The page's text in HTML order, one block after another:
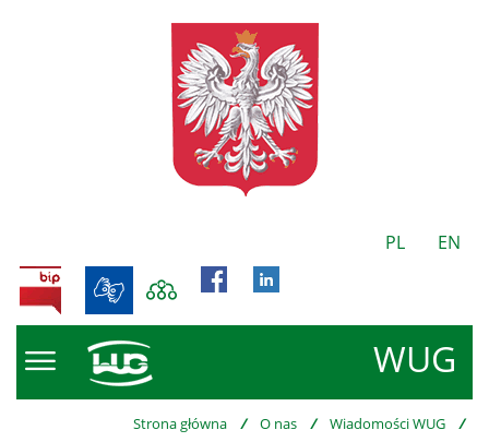
PL EN
WUG
BIP
Strona główna / O nas / Wiadomości WUG /